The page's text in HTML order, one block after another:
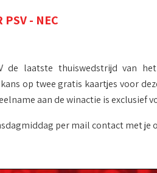
PSV - NEC
de laatste thuiswedstrijd van
op twee gratis kaartjes voor
aan de winactie is exclusief
per mail contact met je